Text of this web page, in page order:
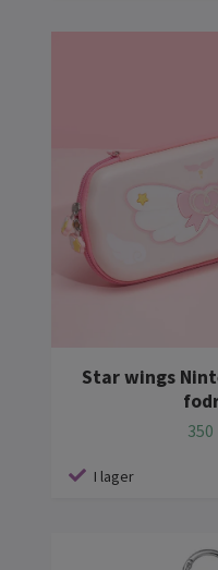
Star wings
I lager